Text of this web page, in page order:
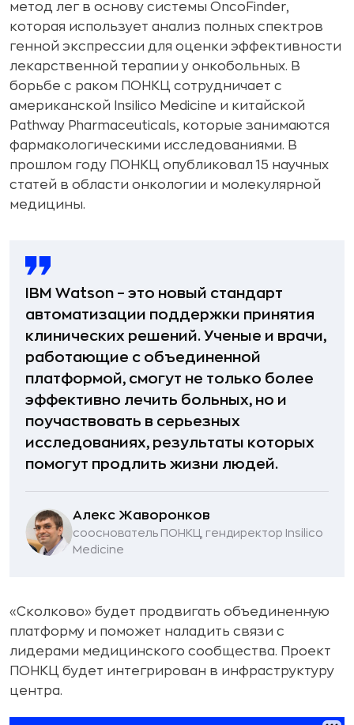
метод лег в основу системы OncoFinder,
которая использует анализ полных спектров
генной экспрессии для оценки эффективности
лекарственной терапии у онкобольных. В
борьбе с раком ПОНКЦ сотрудничает с
американской Insilico Medicine и китайской
Pathway Pharmaceuticals, которые занимаются
фармакологическими исследованиями. В
прошлом году ПОНКЦ опубликовал 15 научных
статей в области онкологии и молекулярной
медицины.
IBM Watson – это новый стандарт
автоматизации поддержки принятия
клинических решений. Ученые и врачи,
работающие с объединенной
платформой, смогут не только более
эффективно лечить больных, но и
поучаствовать в серьезных
исследованиях, результаты которых
помогут продлить жизни людей.
Алекс Жаворонков
сооснователь ПОНКЦ, гендиректор Insilico
Medicine
«Сколково» будет продвигать объединенную
платформу и поможет наладить связи с
лидерами медицинского сообщества. Проект
ПОНКЦ будет интегрирован в инфраструктуру
центра.